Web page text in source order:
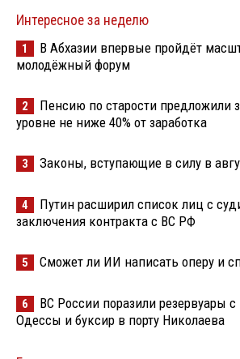
Интересное за неделю
1
В Абхазии впервые пройдёт
молодёжный форум
2
Пенсию по старости предложили
уровне не ниже 40% от заработка
3 Законы, вступающие в силу в
4
Путин расширил список лиц с
заключения контракта с ВС РФ
5 Сможет ли ИИ написать оперу и
6
ВС России поразили резервуары
Одессы и буксир в порту Николаева